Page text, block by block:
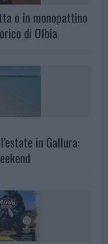
o in monopattino
di Olbia
in Gallura: